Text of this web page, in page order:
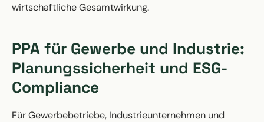
wirtschaftliche Gesamtwirkung.
PPA für Gewerbe und Industrie:
Planungssicherheit und ESG-
Compliance
Für Gewerbebetriebe, Industrieunternehmen und